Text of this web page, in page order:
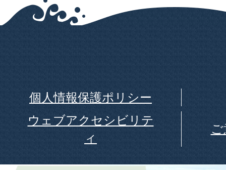
個人情報保護ポリシー
ウェブアクセシビリテ
ィ